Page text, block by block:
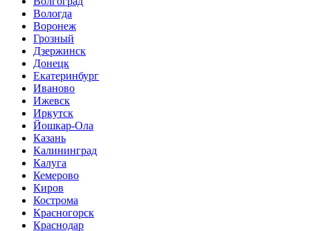
Вологда
Воронеж
Грозный
Дзержинск
Донецк
Екатеринбург
Иваново
Ижевск
Иркутск
Йошкар-Ола
Казань
Калининград
Калуга
Кемерово
Киров
Кострома
Красногорск
Краснодар